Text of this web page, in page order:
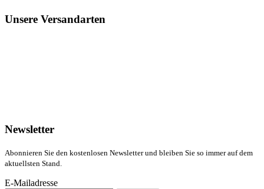
Unsere Versandarten
Newsletter
Abonnieren Sie den kostenlosen Newsletter und bleiben Sie so immer auf dem
aktuellsten Stand.
E-Mailadresse